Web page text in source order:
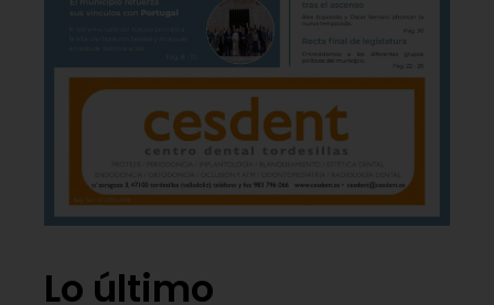
Lo último